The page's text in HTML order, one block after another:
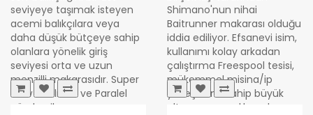
seviyeye taşımak isteyen
acemi balıkçılara veya
daha düşük bütçeye sahip
olanlara yönelik giriş
seviyesi orta ve uzun
menzilli makarasıdır. Super
Slow 5 salınım ve Paralel
gövde gib..
Shimano'nun nihai
Baitrunner makarası olduğu
iddia ediliyor. Efsanevi isim,
kullanımı kolay arkadan
çalıştırma Freespool tesisi,
mükemmel misina/ip
yerleşimine sahip büyük
ultra uzun avcılık makarası ..